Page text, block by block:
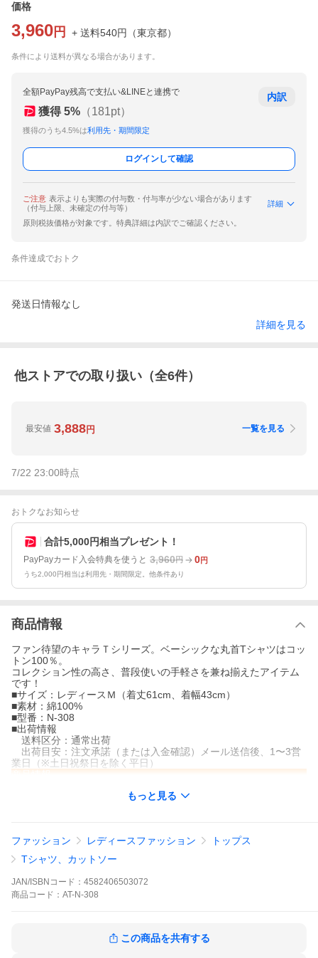
価格
3,960 円 + 送料540円 （東京都）
条件により送料が異なる場合があります。
全額PayPay残高で支払い&LINEと連携で
獲得 5% （181pt）
獲得のうち4.5%は利用先・期間限定
内訳
ログインして確認
ご注意 表示よりも実際の付与数・付与率が少ない場合があります
（付与上限、未確定の付与等）
詳細
原則税抜価格が対象です。特典詳細は内訳でご確認ください。
条件達成でおトク
発送日情報なし
詳細を見る
他ストアでの取り扱い（全6件）
最安値 3,888円 一覧を見る
7/22 23:00時点
おトクなお知らせ
合計5,000円相当プレゼント！
PayPayカード入会特典を使うと 3,960円 0円
うち2,000円相当は利用先・期間限定。他条件あり
商品情報
ファン待望のキャラＴシリーズ。ベーシックな丸首Tシャツはコッ
トン100％。
コレクション性の高さ、普段使いの手軽さを兼ね揃えたアイテム
です！
■サイズ：レディースＭ（着丈61cm、着幅43cm）
■素材：綿100%
■型番：N-308
■出荷情報
送料区分：通常出荷
出荷目安：注文承諾（または入金確認）メール送信後、1〜3営
業日（※土日祝祭日を除く平日）
です！
もっと見る
ファッション レディースファッション
トップス
Tシャツ、カットソー
JAN/ISBNコード： 4582406503072
商品 コード： AT-N-308
この商品を共有する